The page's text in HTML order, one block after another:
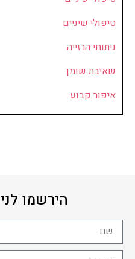
טיפולי שיניים
ניתוחי הרזייה
שאיבת שומן
איפור קבוע
הירשמו